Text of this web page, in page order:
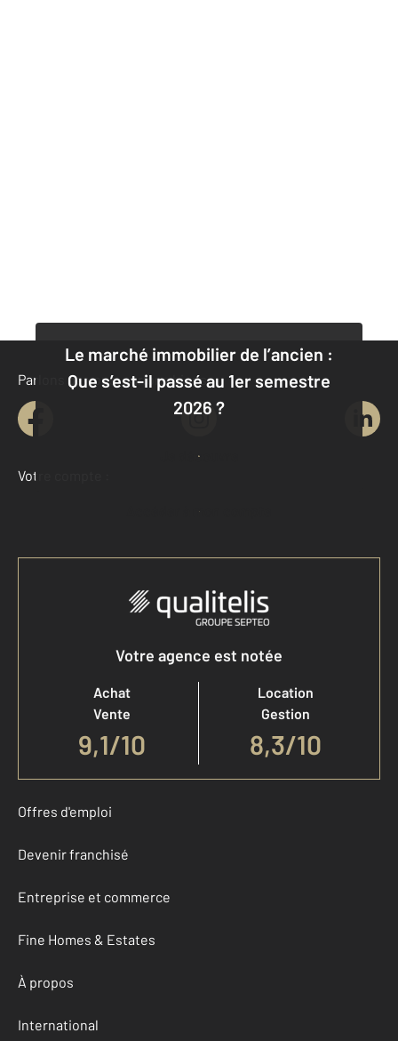
Le marché immobilier de l’ancien :
Que s’est-il passé au 1er semestre
2026 ?
Je découvre
Parlons de vous, parlons biens
Votre compte :
Accéder à mon compte
Votre agence est notée
Achat
Vente
9,1/10
Location
Gestion
8,3/10
Offres d'emploi
Devenir franchisé
Entreprise et commerce
Fine Homes & Estates
À propos
International